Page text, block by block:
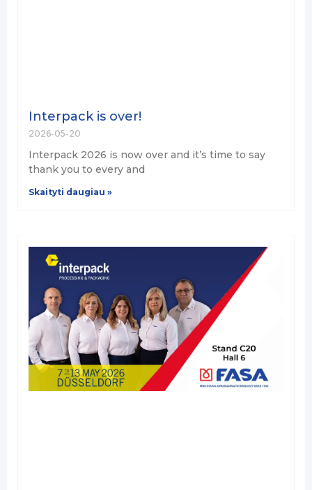
Interpack is over!
2026-05-20
Interpack 2026 is now over and it’s time to say
thank you to every and
Skaityti daugiau »